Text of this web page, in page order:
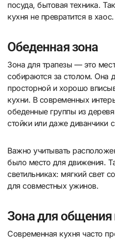
посуда, бытовая техника.
кухня не превратится в хаос.
Обеденная зона
Зона для трапезы — это
собираются за столом. Она
просторной и хорошо
кухни. В современных
обеденные группы из
стойки или даже диванчики
Важно учитывать
было место для движения.
светильниках: мягкий свет
для совместных ужинов.
Зона для общения
Современная кухня часто